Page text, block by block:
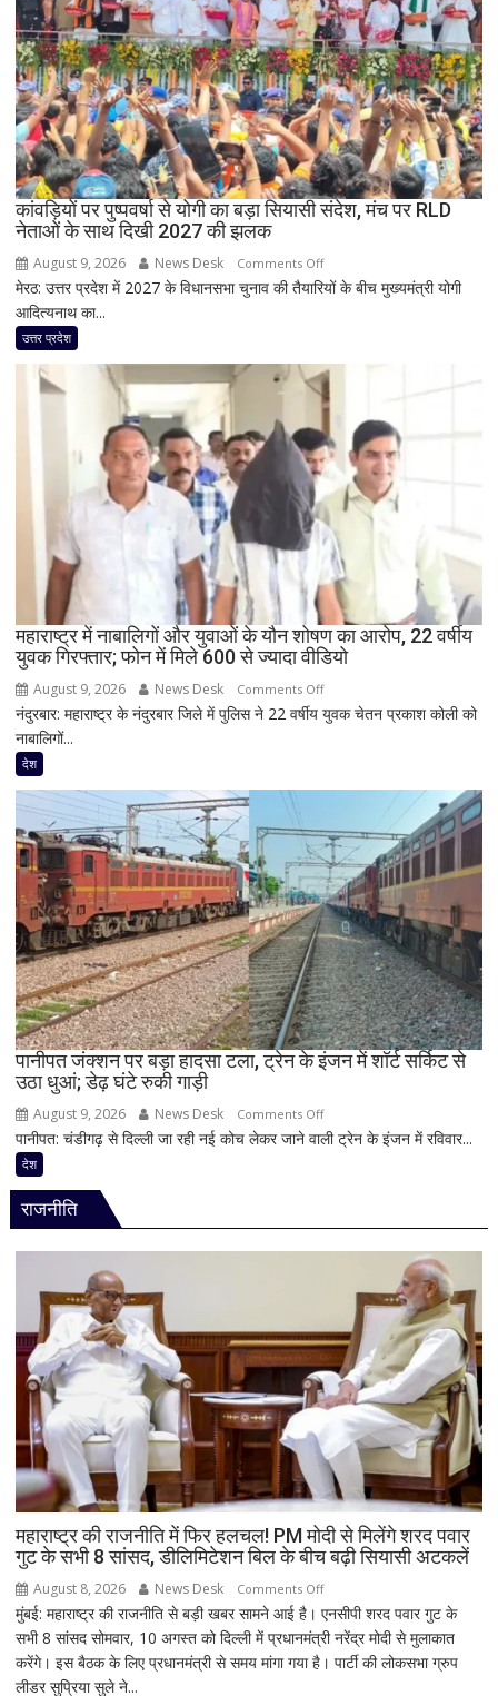
तांडव,
20
हजार
लोग
बेघर;
‘जैसे
बम
फटा
हो’
कांवड़ियों पर पुष्पवर्षा से योगी का बड़ा सियासी संदेश, मंच पर RLD
नेताओं के साथ दिखी 2027 की झलक
August 9, 2026 News Desk Comments Offon
कांवड़ियों
से
योगी
का
बड़ा
सियासी
संदेश,
मंच
पर
RLD
नेताओं
साथ
दिखी
झलक
मेरठ: उत्तर प्रदेश में 2027 के विधानसभा चुनाव की तैयारियों के बीच मुख्यमंत्री योगी
आदित्यनाथ का...
उत्तर प्रदेश
महाराष्ट्र में नाबालिगों और युवाओं के यौन शोषण का आरोप, 22 वर्षीय
युवक गिरफ्तार; फोन में मिले 600 से ज्यादा वीडियो
August 9, 2026 News Desk Comments Offon
महाराष्ट्र
के
यौन
शोषण
का
आरोप,
22
वर्षीय
युवक
गिरफ्तार;
फोन
600
नंदुरबार: महाराष्ट्र के नंदुरबार जिले में पुलिस ने 22 वर्षीय युवक चेतन प्रकाश कोली को
नाबालिगों...
देश
पानीपत जंक्शन पर बड़ा हादसा टला, ट्रेन के इंजन में शॉर्ट सर्किट से
उठा धुआं; डेढ़ घंटे रुकी गाड़ी
August 9, 2026 News Desk Comments Offon
पानीपत
इंजन
में
शॉर्ट
सर्किट
से
उठा
धुआं;
डेढ़
घंटे
रुकी
पानीपत: चंडीगढ़ से दिल्ली जा रही नई कोच लेकर जाने वाली ट्रेन के इंजन में रविवार...
देश
राजनीति
महाराष्ट्र की राजनीति में फिर हलचल! PM मोदी से मिलेंगे शरद पवार
गुट के सभी 8 सांसद, डीलिमिटेशन बिल के बीच बढ़ी सियासी अटकलें
August 8, 2026 News Desk Comments Offon
महाराष्ट्र
की
राजनीति
मुंबई: महाराष्ट्र की राजनीति से बड़ी खबर सामने आई है। एनसीपी शरद पवार गुट के
सभी 8 सांसद सोमवार, 10 अगस्त को दिल्ली में प्रधानमंत्री नरेंद्र मोदी से मुलाकात
करेंगे। इस बैठक के लिए प्रधानमंत्री से समय मांगा गया है। पार्टी की लोकसभा ग्रुप
लीडर सुप्रिया सुले ने...